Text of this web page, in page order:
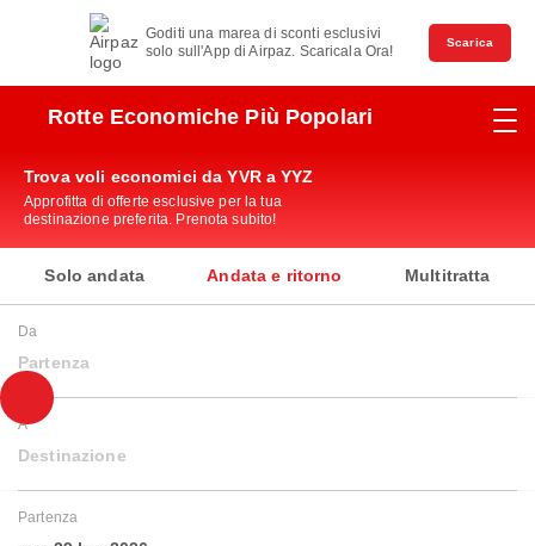
Goditi una marea di sconti esclusivi
solo sull'App di Airpaz. Scaricala Ora!
Scarica
Rotte Economiche Più Popolari
Trova voli economici da YVR a YYZ
Approfitta di offerte esclusive per la tua
destinazione preferita. Prenota subito!
Solo andata Andata e ritorno Multitratta
Da
Partenza
A
Destinazione
Partenza